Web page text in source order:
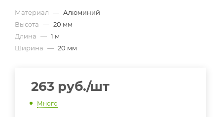
Материал — Алюминий
Высота — 20 мм
Длина — 1 м
Ширина — 20 мм
263 руб./шт
Много